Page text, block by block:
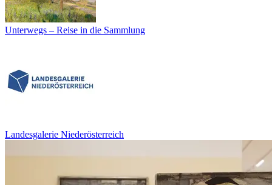
Unterwegs – Reise in die Sammlung
Landesgalerie Niederösterreich